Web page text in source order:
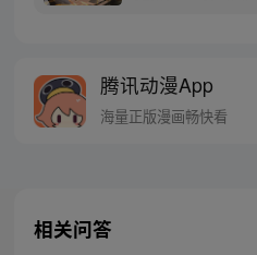
腾讯动漫App
海量正版漫画畅快看
相关问答